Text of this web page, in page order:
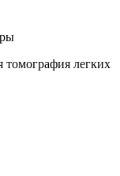
легких